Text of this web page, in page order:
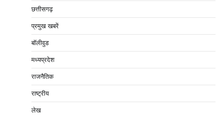
छत्तीसगढ़
प्रमुख खबरें
बॉलीवुड
मध्यप्रदेश
राजनैतिक
राष्ट्रीय
लेख
पहुंचने का अनुमान
Pavan Jat August 8, 2026 0
विशेष प्रवर्तन अभियान में नर्मदापुरम पुलिस की लगातार सख्ती
Pavan Jat August 6, 2026 0
वेयरहाउस कॉरपोरेशन के जिला प्रबंधक पर केस दर्ज, फरार;